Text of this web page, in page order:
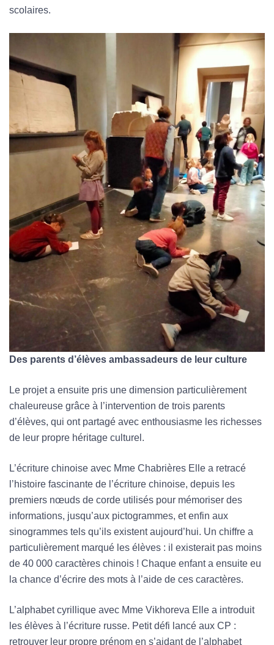
scolaires.
Des parents d’élèves ambassadeurs de leur culture
Le projet a ensuite pris une dimension particulièrement
chaleureuse grâce à l’intervention de trois parents
d’élèves, qui ont partagé avec enthousiasme les richesses
de leur propre héritage culturel.
L’écriture chinoise avec Mme Chabrières Elle a retracé
l’histoire fascinante de l’écriture chinoise, depuis les
premiers nœuds de corde utilisés pour mémoriser des
informations, jusqu’aux pictogrammes, et enfin aux
sinogrammes tels qu’ils existent aujourd’hui. Un chiffre a
particulièrement marqué les élèves : il existerait pas moins
de 40 000 caractères chinois ! Chaque enfant a ensuite eu
la chance d’écrire des mots à l’aide de ces caractères.
L’alphabet cyrillique avec Mme Vikhoreva Elle a introduit
les élèves à l’écriture russe. Petit défi lancé aux CP :
retrouver leur propre prénom en s’aidant de l’alphabet